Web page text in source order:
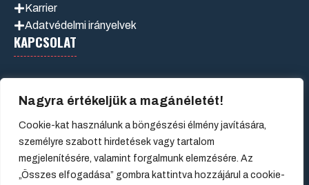
Nagyra értékeljük a magánéletét!
Cookie-kat használunk a böngészési élmény javítására,
személyre szabott hirdetések vagy tartalom
megjelenítésére, valamint forgalmunk elemzésére. Az
„Összes elfogadása” gombra kattintva hozzájárul a cookie-
Karrier
Adatvédelmi irányelvek
KAPCSOLAT
1043 Budapest IV. kerület, Nyár utca 5.
vinissomkft@gmail.com
+36 70 600 9924